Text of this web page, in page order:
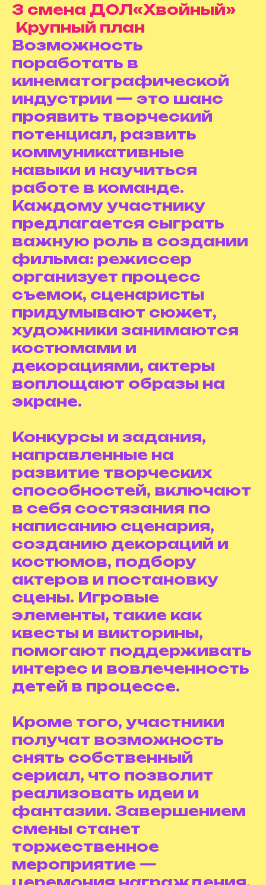
3 смена ДОЛ«Хвойный»
Крупный план
Возможность
поработать в
кинематографической
индустрии — это шанс
проявить творческий
потенциал, развить
коммуникативные
навыки и научиться
работе в команде.
Каждому участнику
предлагается сыграть
важную роль в создании
фильма: режиссер
организует процесс
съемок, сценаристы
придумывают сюжет,
художники занимаются
костюмами и
декорациями, актеры
воплощают образы на
экране.
Конкурсы и задания,
направленные на
развитие творческих
способностей, включают
в себя состязания по
написанию сценария,
созданию декораций и
костюмов, подбору
актеров и постановку
сцены. Игровые
элементы, такие как
квесты и викторины,
помогают поддерживать
интерес и вовлеченность
детей в процессе.
Кроме того, участники
получат возможность
снять собственный
сериал, что позволит
реализовать идеи и
фантазии. Завершением
смены станет
торжественное
мероприятие —